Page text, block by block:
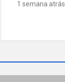
1 semana atrás